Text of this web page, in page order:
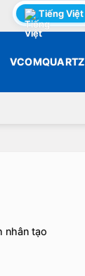
Tiếng Việt
VCOMQUARTZ
nhân tạo